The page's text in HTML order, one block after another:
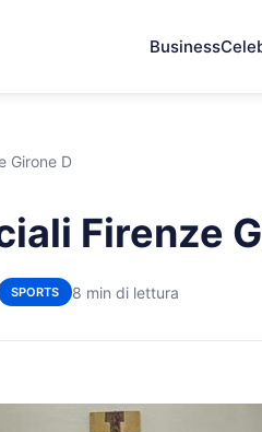
Business
Girone D
Firenze
SPORTS 8 min di lettura